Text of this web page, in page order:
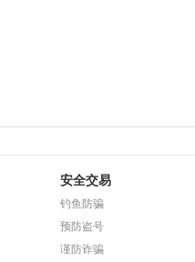
安全交易
钓鱼防骗
预防盗号
谨防诈骗